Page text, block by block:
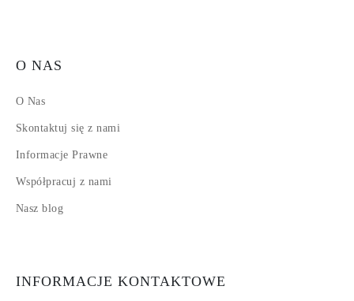
O NAS
O Nas
Skontaktuj się z nami
Informacje Prawne
Współpracuj z nami
Nasz blog
INFORMACJE KONTAKTOWE